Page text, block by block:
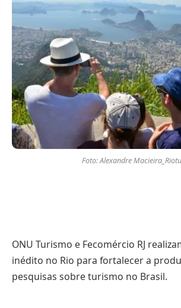
Foto: Alexandre
ONU Turismo e Fecomércio RJ
inédito no Rio para fortalecer a
pesquisas sobre turismo no Brasil.